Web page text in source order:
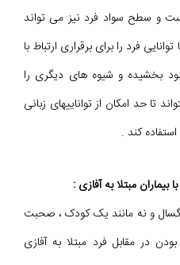
و سطح سواد فرد نیز می تواند
فرد را برای برقراری ارتباط با
بخشیده و شیوه های دیگری را
تا حد امکان از تواناییهای زبانی
کند .
بیماران مبتلا به آفازی :
و نه مانند یک کودک ، صحبت
در مقابل فرد مبتلا به آفازی